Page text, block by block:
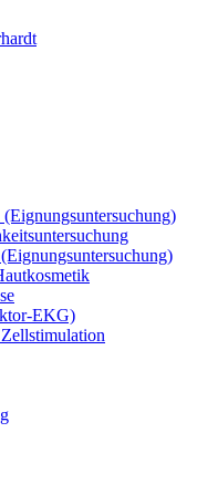
EKG)